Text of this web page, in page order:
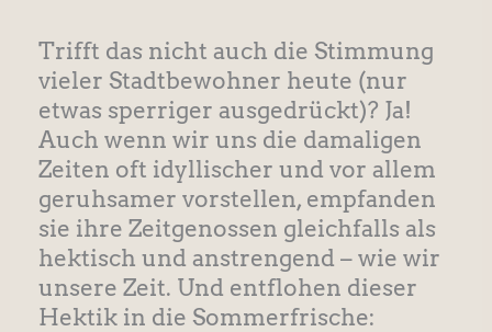
Trifft das nicht auch die Stimmung
vieler Stadtbewohner heute (nur
etwas sperriger ausgedrückt)? Ja!
Auch wenn wir uns die damaligen
Zeiten oft idyllischer und vor allem
geruhsamer vorstellen, empfanden
sie ihre Zeitgenossen gleichfalls als
hektisch und anstrengend – wie wir
unsere Zeit. Und entflohen dieser
Hektik in die Sommerfrische: